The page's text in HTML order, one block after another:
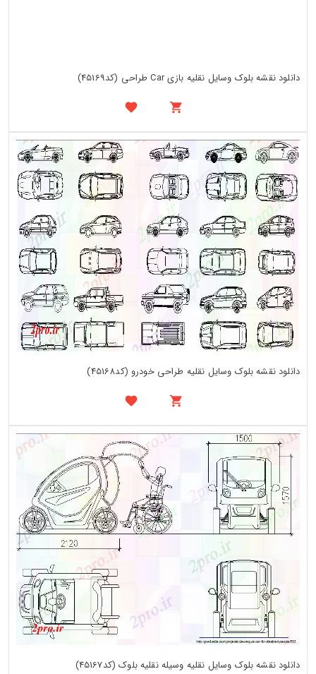
دانلود نقشه بلوک وسایل نقلیه بازی Car طراحی (کد45169)
دانلود نقشه بلوک وسایل نقلیه طراحی خودرو (کد45168)
دانلود نقشه بلوک وسایل نقلیه وسیله نقلیه بلوک (کد45167)